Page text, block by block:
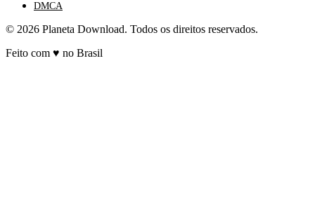
DMCA
© 2026 Planeta Download. Todos os direitos reservados.
Feito com ♥ no Brasil